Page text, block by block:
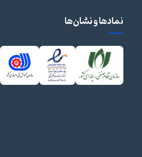
نمادها و نشان‌ها